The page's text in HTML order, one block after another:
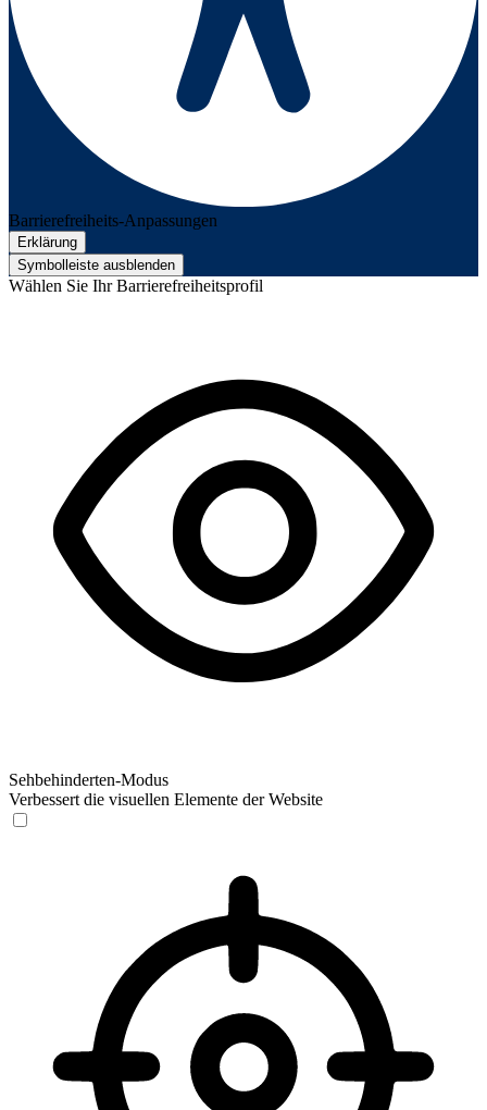
Barrierefreiheits-Anpassungen
Erklärung
Symbolleiste ausblenden
Wählen Sie Ihr Barrierefreiheitsprofil
Sehbehinderten-Modus
Verbessert die visuellen Elemente der Website